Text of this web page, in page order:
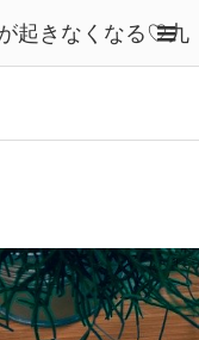
起きなくなる♡九